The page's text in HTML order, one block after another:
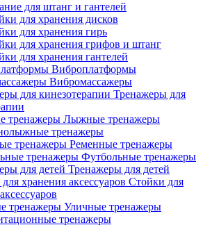
для штанг и гантелей
для хранения дисков
для хранения гирь
для хранения грифов и штанг
для хранения гантелей
Виброплатформы
Вибромассажеры
Тренажеры для
Лыжные тренажеры
тренажеры
Ременные тренажеры
Футбольные тренажеры
Тренажеры для детей
Стойки для
Уличные тренажеры